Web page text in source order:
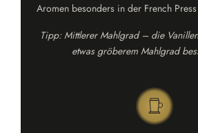
Aromen besonders in der French
Tipp: Mittlerer Mahlgrad – die
etwas gröberem Mahlgrad